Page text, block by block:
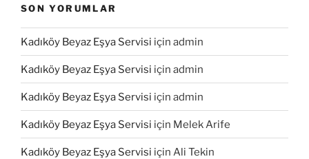
SON YORUMLAR
Kadıköy Beyaz Eşya Servisi için admin
Kadıköy Beyaz Eşya Servisi için admin
Kadıköy Beyaz Eşya Servisi için admin
Kadıköy Beyaz Eşya Servisi için Melek Arife
Kadıköy Beyaz Eşya Servisi için Ali Tekin